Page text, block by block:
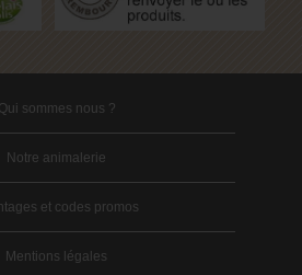
Qui sommes nous ?
Notre animalerie
et codes promos
Mentions légales